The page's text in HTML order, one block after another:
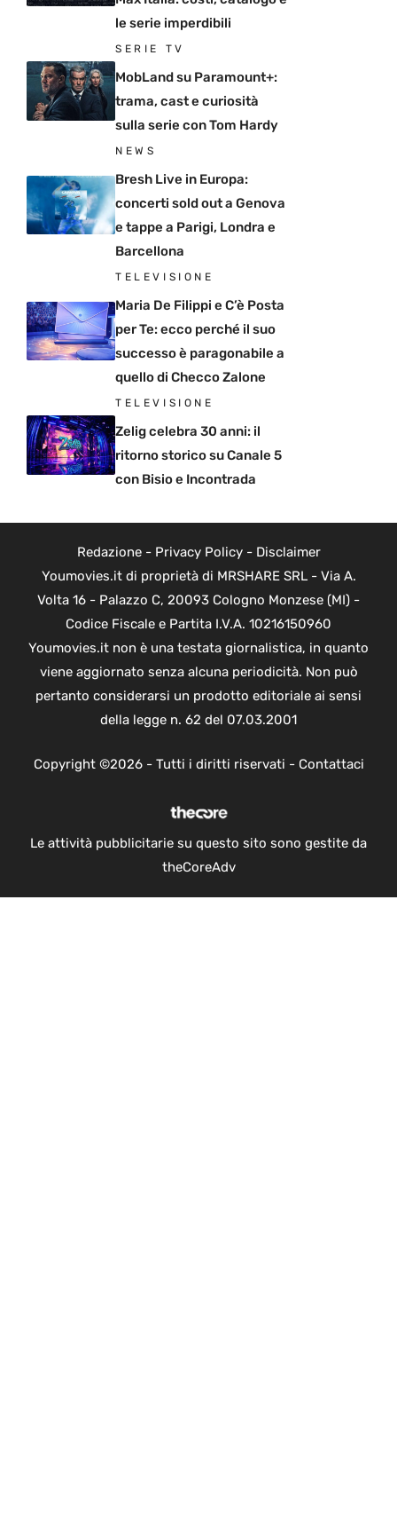
le serie imperdibili
SERIE TV
MobLand su Paramount+:
trama, cast e curiosità
sulla serie con Tom Hardy
NEWS
Bresh Live in Europa:
concerti sold out a Genova
e tappe a Parigi, Londra e
Barcellona
TELEVISIONE
Maria De Filippi e C’è Posta
per Te: ecco perché il suo
successo è paragonabile a
quello di Checco Zalone
TELEVISIONE
Zelig celebra 30 anni: il
ritorno storico su Canale 5
con Bisio e Incontrada
Redazione- Privacy Policy- Disclaimer
Youmovies.it di proprietà di MRSHARE SRL - Via A.
Volta 16 - Palazzo C, 20093 Cologno Monzese (MI) -
Codice Fiscale e Partita I.V.A. 10216150960
Youmovies.it non è una testata giornalistica, in quanto
viene aggiornato senza alcuna periodicità. Non può
pertanto considerarsi un prodotto editoriale ai sensi
della legge n. 62 del 07.03.2001
Copyright ©2026 - Tutti i diritti riservati - Contattaci
Le attività pubblicitarie su questo sito sono gestite da
theCoreAdv